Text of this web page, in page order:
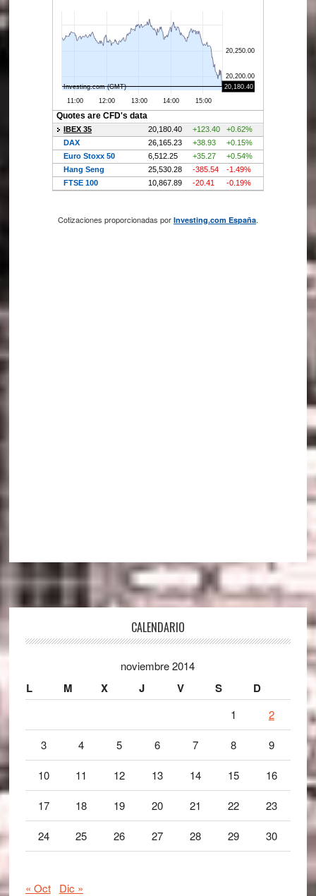
Cotizaciones proporcionadas por Investing.com España.
CALENDARIO
noviembre 2014
L M X J V S D
1 2
3 4 5 6 7 8 9
10 11 12 13 14 15 16
17 18 19 20 21 22 23
24 25 26 27 28 29 30
« Oct Dic »